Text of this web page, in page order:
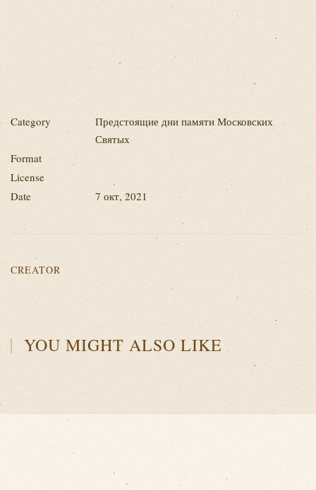
Category
Предстоящие дни памяти Московских
Святых
Format
License
Date
7 окт, 2021
CREATOR
YOU MIGHT ALSO LIKE